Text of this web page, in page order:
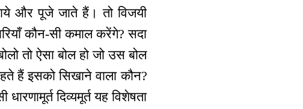
और पूजे जाते हैं। तो विजयी
कौन-सी कमाल करेंगे? सदा
तो ऐसा बोल हो जो उस बोल
हैं इसको सिखाने वाला कौन?
दिव्यमूर्त यह विशेषता